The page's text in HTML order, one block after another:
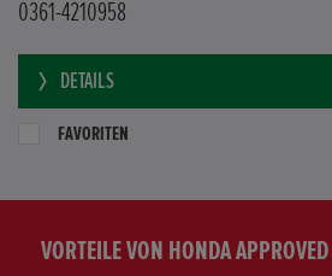
0361-4210958
DETAILS
FAVORITEN
VORTEILE VON HONDA